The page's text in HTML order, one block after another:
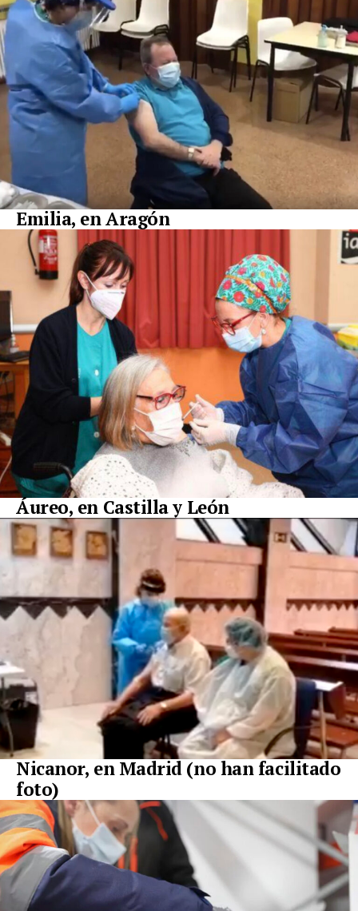
Emilia, en Aragón
Áureo, en Castilla y León
Nicanor, en Madrid (no han facilitado
foto)